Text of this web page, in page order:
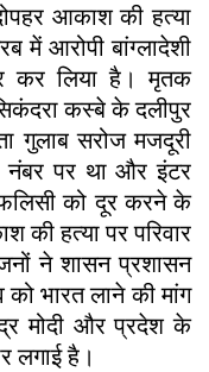
आकाश की हत्या
में आरोपी बांग्लादेशी
कर लिया है। मृतक
कस्बे के दलीपुर
गुलाब सरोज मजदूरी
पर था और इंटर
को दूर करने के
की हत्या पर परिवार
ने शासन प्रशासन
भारत लाने की मांग
मोदी और प्रदेश के
लगाई है।